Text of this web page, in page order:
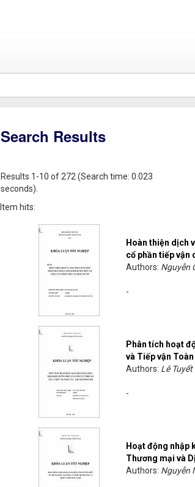
Search Results
Results 1-10 of 272 (Search time: 0.023
seconds).
Item hits:
Hoàn thiện dịch
cổ phần tiếp vận
Authors: Nguyễn
-
Phân tích hoạt
và Tiếp vận
Authors: Lê
-
Hoạt động nhập
Thương mại và
Authors: Nguyễn